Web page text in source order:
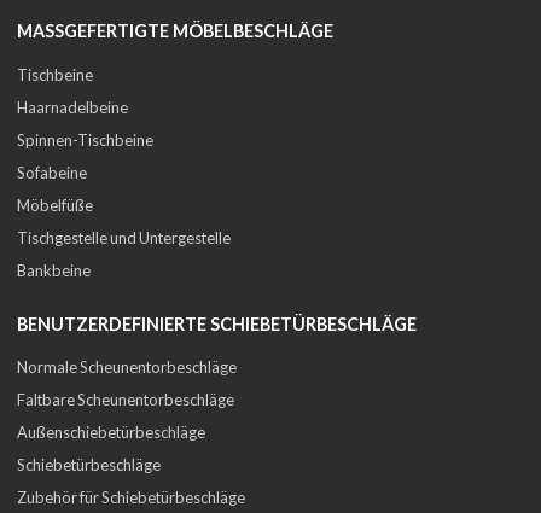
MASSGEFERTIGTE MÖBELBESCHLÄGE
Tischbeine
Haarnadelbeine
Spinnen-Tischbeine
Sofabeine
Möbelfüße
Tischgestelle und Untergestelle
Bankbeine
BENUTZERDEFINIERTE SCHIEBETÜRBESCHLÄGE
Normale Scheunentorbeschläge
Faltbare Scheunentorbeschläge
Außenschiebetürbeschläge
Schiebetürbeschläge
Zubehör für Schiebetürbeschläge